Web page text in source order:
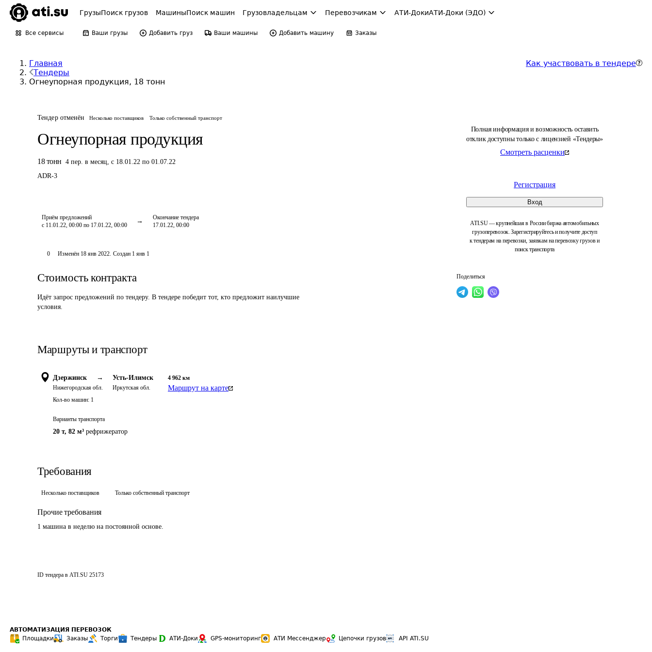
ГрузыПоиск грузов МашиныПоиск машин Грузовладельцам Перевозчикам АТИ-ДокиАТИ-Доки (ЭДО)
Все сервисы Ваши грузы Добавить груз Ваши машины Добавить машину Заказы
Главная
Тендеры
Огнеупорная продукция, 18 тонн
Как участвовать в тендере
Тендер отменён Несколько поставщиков Только собственный транспорт
Огнеупорная продукция
18 тонн 4 пер. в месяц, с 18.01.22 по 01.07.22
ADR-3
Приём предложений
с 11.01.22, 00:00 по 17.01.22, 00:00
Окончание тендера
17.01.22, 00:00
Полная информация и возможность оставить
отклик доступны только с лицензией «Тендеры»
Смотреть расценки
Регистрация
Вход
ATI.SU — крупнейшая в России биржа автомобильных
грузоперевозок. Зарегистрируйтесь и получите доступ
к тендерам на перевозки, заявкам на перевозку грузов и
поиск транспорта
Поделиться
0 Изменён 18 янв 2022. Создан 1 янв 1
Стоимость контракта
Идёт запрос предложений по тендеру. В тендере победит тот, кто предложит наилучшие
условия.
Маршруты и транспорт
Дзержинск →
Нижегородская обл.
Усть-Илимск
Иркутская обл.
4 962 км
Маршрут на карте
Кол-во машин: 1
Варианты транспорта
20 т, 82 м³ рефрижератор
Требования
Несколько поставщиков Только собственный транспорт
Прочие требования
1 машина в неделю на постоянной основе.
ID тендера в ATI.SU 25173
АВТОМАТИЗАЦИЯ ПЕРЕВОЗОК
Площадки
Заказы Торги Тендеры АТИ-Доки GPS-мониторинг АТИ Мессенджер Цепочки грузов API ATI.SU